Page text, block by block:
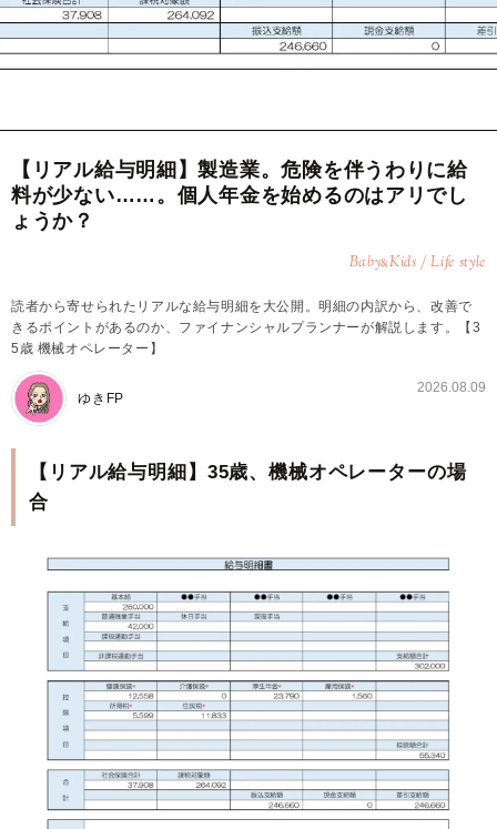
【リアル給与明細】製造業。危険を伴うわりに給
料が少ない……。個人年金を始めるのはアリでし
ょうか？
Baby&Kids / Life style
読者から寄せられたリアルな給与明細を大公開。明細の内訳から、改善で
きるポイントがあるのか、ファイナンシャルプランナーが解説します。【3
5歳 機械オペレーター】
ゆきFP
2026.08.09
【リアル給与明細】35歳、機械オペレーターの場
合